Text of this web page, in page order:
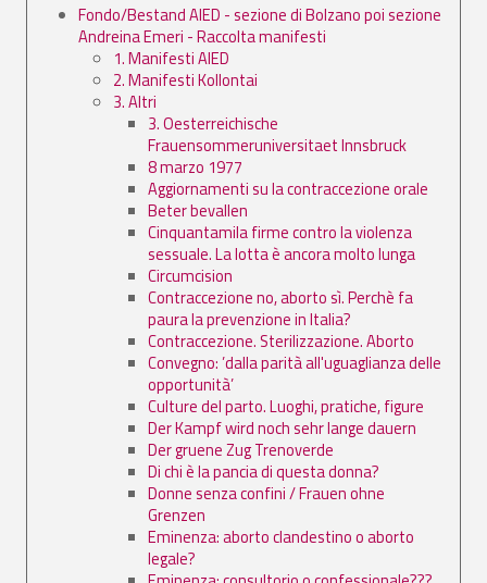
Fondo/Bestand AIED - sezione di Bolzano poi sezione
Andreina Emeri - Raccolta manifesti
1. Manifesti AIED
2. Manifesti Kollontai
3. Altri
3. Oesterreichische
Frauensommeruniversitaet Innsbruck
8 marzo 1977
Aggiornamenti su la contraccezione orale
Beter bevallen
Cinquantamila firme contro la violenza
sessuale. La lotta è ancora molto lunga
Circumcision
Contraccezione no, aborto sì. Perchè fa
paura la prevenzione in Italia?
Contraccezione. Sterilizzazione. Aborto
Convegno: ’dalla parità all'uguaglianza delle
opportunità’
Culture del parto. Luoghi, pratiche, figure
Der Kampf wird noch sehr lange dauern
Der gruene Zug Trenoverde
Di chi è la pancia di questa donna?
Donne senza confini / Frauen ohne
Grenzen
Eminenza: aborto clandestino o aborto
legale?